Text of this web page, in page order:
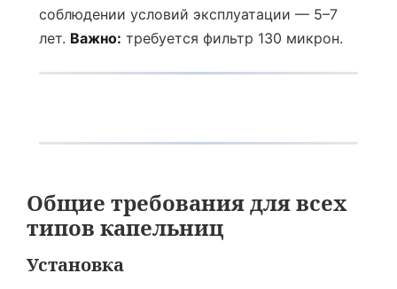
соблюдении условий эксплуатации — 5–7
лет. Важно: требуется фильтр 130 микрон.
Общие требования для всех
типов капельниц
Установка